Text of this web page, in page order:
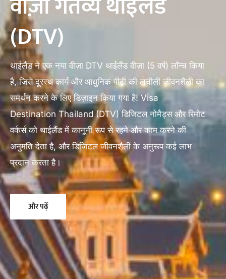
(DTV)
थाईलैंड ने एक नया वीज़ा DTV थाईलैंड वीज़ा (5 वर्ष) लॉन्च किया
है, जिसे दूरस्थ कार्य और आधुनिक पीढ़ी की लचीली जीवनशैली का
समर्थन करने के लिए डिज़ाइन किया गया है! Visa
Destination Thailand (DTV) डिजिटल नोमैड्स और रिमोट
वर्कर्स को थाईलैंड में कानूनी रूप से रहने और काम करने की
अनुमति देता है, और डिजिटल जीवनशैली के अनुरूप कई लाभ
प्रदान करता है।
और पढ़ें